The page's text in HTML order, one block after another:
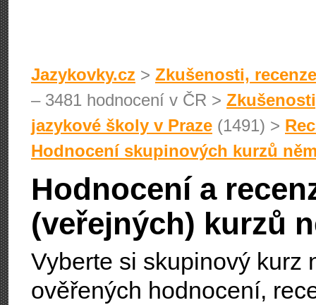
Jazykovky.cz > Zkušenosti,
– 3481 hodnocení v ČR >
jazykové školy v Praze (1491) >
Hodnocení skupinových kurzů
Hodnocení a
(veřejných) kurzů
Vyberte si skupinový kurz
ověřených hodnocení,